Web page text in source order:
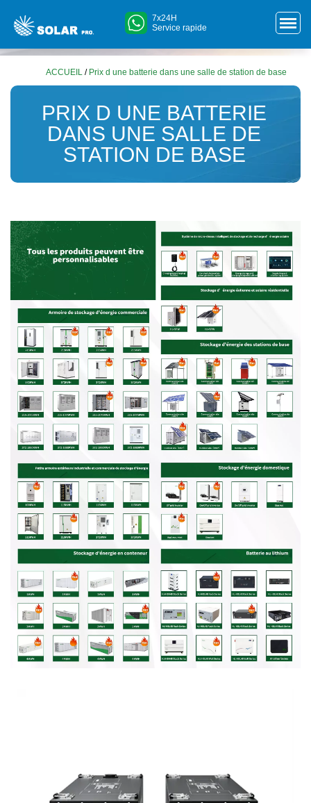
7x24H
Service rapide
ACCUEIL / Prix d une batterie dans une salle de station de base
PRIX D UNE BATTERIE
DANS UNE SALLE DE
STATION DE BASE